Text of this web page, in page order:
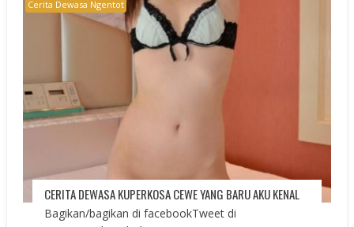
Cerita Dewasa Ngentot
CERITA DEWASA KUPERKOSA CEWE YANG BARU AKU KENAL
Bagikan/bagikan di facebookTweet di